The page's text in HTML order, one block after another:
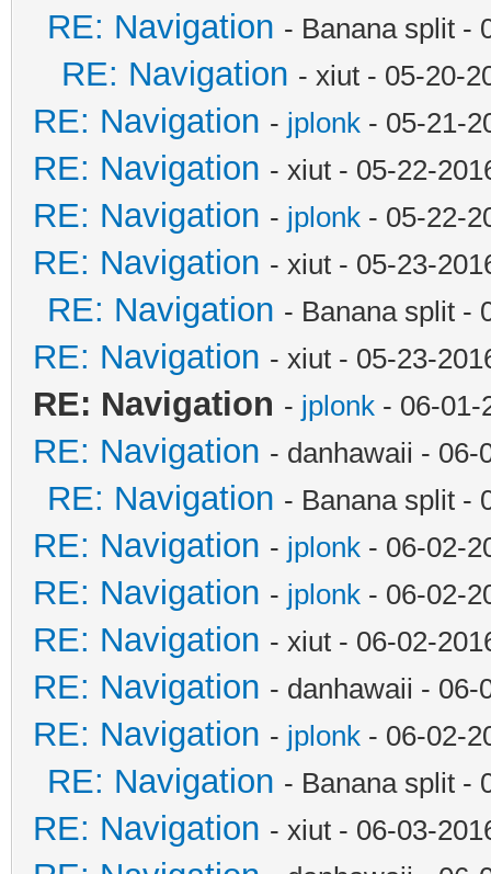
RE: Navigation - Banana split -
RE: Navigation - xiut - 05-20-
RE: Navigation - jplonk - 05-21-
RE: Navigation - xiut - 05-22-
RE: Navigation - jplonk - 05-22-
RE: Navigation - xiut - 05-23-
RE: Navigation - Banana split -
RE: Navigation - xiut - 05-23-
RE: Navigation - jplonk - 06-01-
RE: Navigation - danhawaii - 06-
RE: Navigation - Banana split -
RE: Navigation - jplonk - 06-02-
RE: Navigation - jplonk - 06-02-
RE: Navigation - xiut - 06-02-
RE: Navigation - danhawaii - 06-
RE: Navigation - jplonk - 06-02-
RE: Navigation - Banana split -
RE: Navigation - xiut - 06-03-